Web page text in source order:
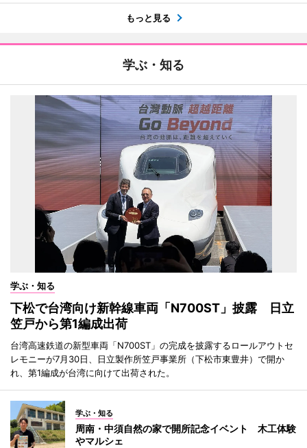
もっと見る
学ぶ・知る
学ぶ・知る
下松で台湾向け新幹線車両「N700ST」披露 日立
笠戸から第1編成出荷
台湾高速鉄道の新型車両「N700ST」の完成を披露するロールアウトセ
レモニーが7月30日、日立製作所笠戸事業所（下松市東豊井）で開か
れ、第1編成が台湾に向けて出荷された。
学ぶ・知る
周南・中須自然の家で開所記念イベント 木工体験
やマルシェ